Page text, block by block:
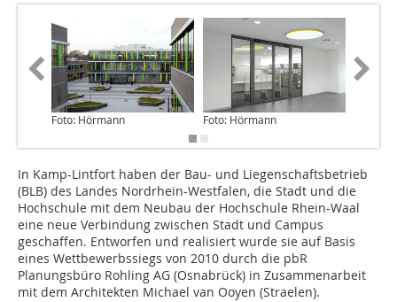
Foto: Hörmann Foto: Hörmann
In Kamp-Lintfort haben der Bau- und Liegenschaftsbetrieb
(BLB) des Landes Nordrhein-Westfalen, die Stadt und die
Hochschule mit dem Neubau der Hochschule Rhein-Waal
eine neue Verbindung zwischen Stadt und Campus
geschaffen. Entworfen und realisiert wurde sie auf Basis
eines Wettbewerbssiegs von 2010 durch die pbR
Planungsbüro Rohling AG (Osnabrück) in Zusammenarbeit
mit dem Architekten Michael van Ooyen (Straelen).